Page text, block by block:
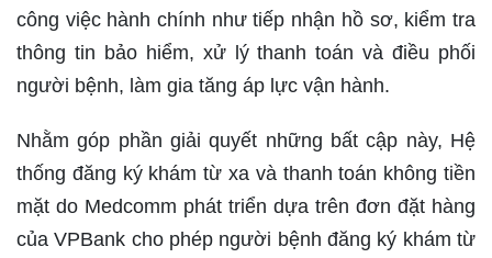
công việc hành chính như tiếp nhận hồ sơ, kiểm tra
thông tin bảo hiểm, xử lý thanh toán và điều phối
người bệnh, làm gia tăng áp lực vận hành.
Nhằm góp phần giải quyết những bất cập này, Hệ
thống đăng ký khám từ xa và thanh toán không tiền
mặt do Medcomm phát triển dựa trên đơn đặt hàng
của VPBank cho phép người bệnh đăng ký khám từ